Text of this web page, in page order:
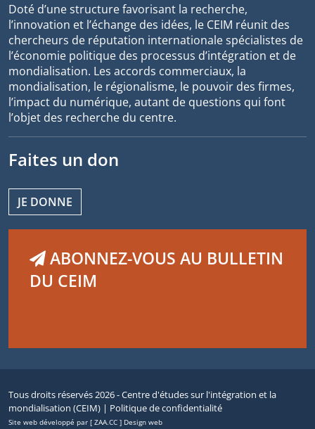
Doté d’une structure favorisant la recherche,
l’innovation et l’échange des idées, le CEIM réunit des
chercheurs de réputation internationale spécialistes de
l’économie politique des processus d’intégration et de
mondialisation. Les accords commerciaux, la
mondialisation, le régionalisme, le pouvoir des firmes,
l’impact du numérique, autant de questions qui font
l’objet des recherche du centre.
Faites un don
JE DONNE
ABONNEZ-VOUS AU BULLETIN
DU CEIM
Tous droits réservés 2026 - Centre d'études sur l'intégration et la
mondialisation (CEIM) | Politique de confidentialité
Site web développé par [ ZAA.CC ] Design web